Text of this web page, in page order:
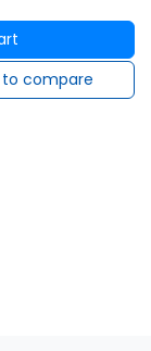
to compare